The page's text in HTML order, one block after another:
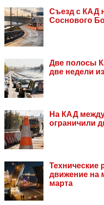
Съезд с КАД
Соснового
Две полосы
две недели
На КАД
ограничили
Технические
движение на
марта